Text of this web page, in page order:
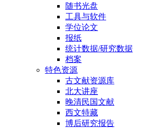
随书光盘
工具与软件
学位论文
报纸
统计数据/研究数据
档案
特色资源
古文献资源库
北大讲座
晚清民国文献
西文特藏
博后研究报告